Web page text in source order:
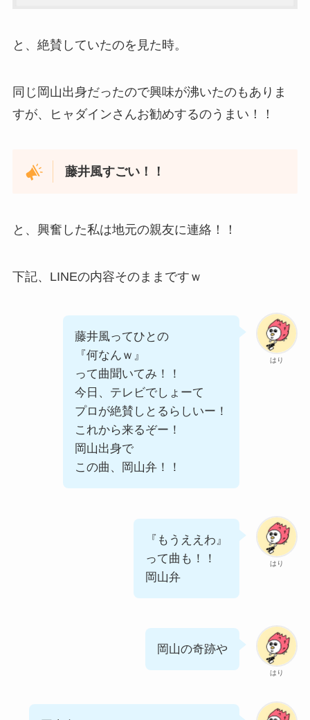
と、絶賛していたのを見た時。
同じ岡山出身だったので興味が沸いたのもありま
すが、ヒャダインさんお勧めするのうまい！！
藤井風すごい！！
と、興奮した私は地元の親友に連絡！！
下記、LINEの内容そのままですｗ
はり
藤井風ってひとの
『何なんｗ』
って曲聞いてみ！！
今日、テレビでしょーて
プロが絶賛しとるらしいー！
これから来るぞー！
岡山出身で
この曲、岡山弁！！
はり
『もうええわ』
って曲も！！
岡山弁
はり
岡山の奇跡や